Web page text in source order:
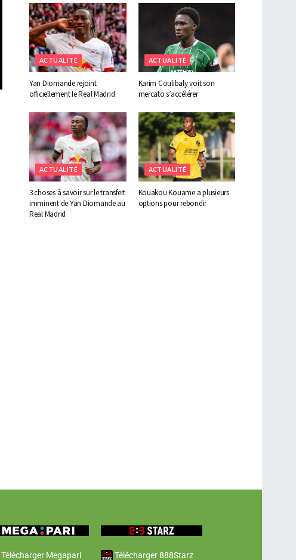
ACTUALITÉ
Yan Diomande rejoint
officiellement le Real Madrid
ACTUALITÉ
Karim Coulibaly voit son
mercato s’accélérer
ACTUALITÉ
3 choses à savoir sur le transfert
imminent de Yan Diomande au
Real Madrid
ACTUALITÉ
Kouakou Kouame a plusieurs
options pour rebondir
Télécharger Megapari Télécharger 888Starz